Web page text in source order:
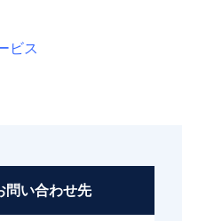
ビス
問い合わせ先